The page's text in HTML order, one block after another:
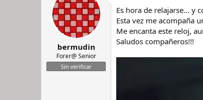
bermudin
Forer@ Senior
Sin verificar
Es hora de relajarse... y
Esta vez me acompaña
Me encanta este reloj,
Saludos compañeros!!!